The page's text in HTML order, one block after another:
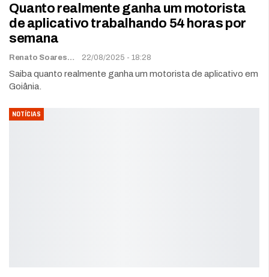
Quanto realmente ganha um motorista
de aplicativo trabalhando 54 horas por
semana
Renato Soares 22/08/2025 - 18:28
Saiba quanto realmente ganha um motorista de aplicativo em
Goiânia.
NOTÍCIAS